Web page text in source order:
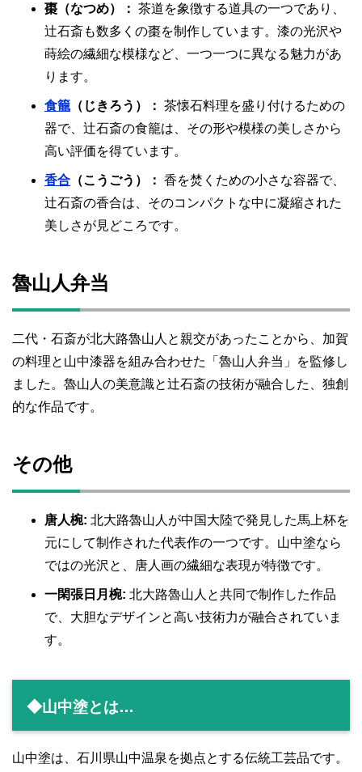
棗（なつめ）： 茶道を象徴する道具の一つであり、
辻石斎も数多くの棗を制作しています。漆の光沢や
蒔絵の繊細な模様など、一つ一つに異なる魅力があ
ります。
食籠（じきろう）： 茶懐石料理を盛り付けるための
器で、辻石斎の食籠は、その形や模様の美しさから
高い評価を得ています。
香合 （こうごう）： 香を焚くための小さな容器で、
辻石斎の香合は、そのコンパクトな中に凝縮された
美しさが見どころです。
魯山人弁当
二代・石斎が北大路魯山人と親交があったことから、加賀
の料理と山中漆器を組み合わせた「魯山人弁当」を監修し
ました。魯山人の美意識と辻石斎の技術が融合した、独創
的な作品です。
その他
唐人椀: 北大路魯山人が中国大陸で発見した馬上杯を
元にして制作された代表作の一つです。山中塗なら
ではの光沢と、唐人画の繊細な表現が特徴です。
一閑張日月椀: 北大路魯山人と共同で制作した作品
で、大胆なデザインと高い技術力が融合されていま
す。
◆山中塗とは…
山中塗は、石川県山中温泉を拠点とする伝統工芸品です。